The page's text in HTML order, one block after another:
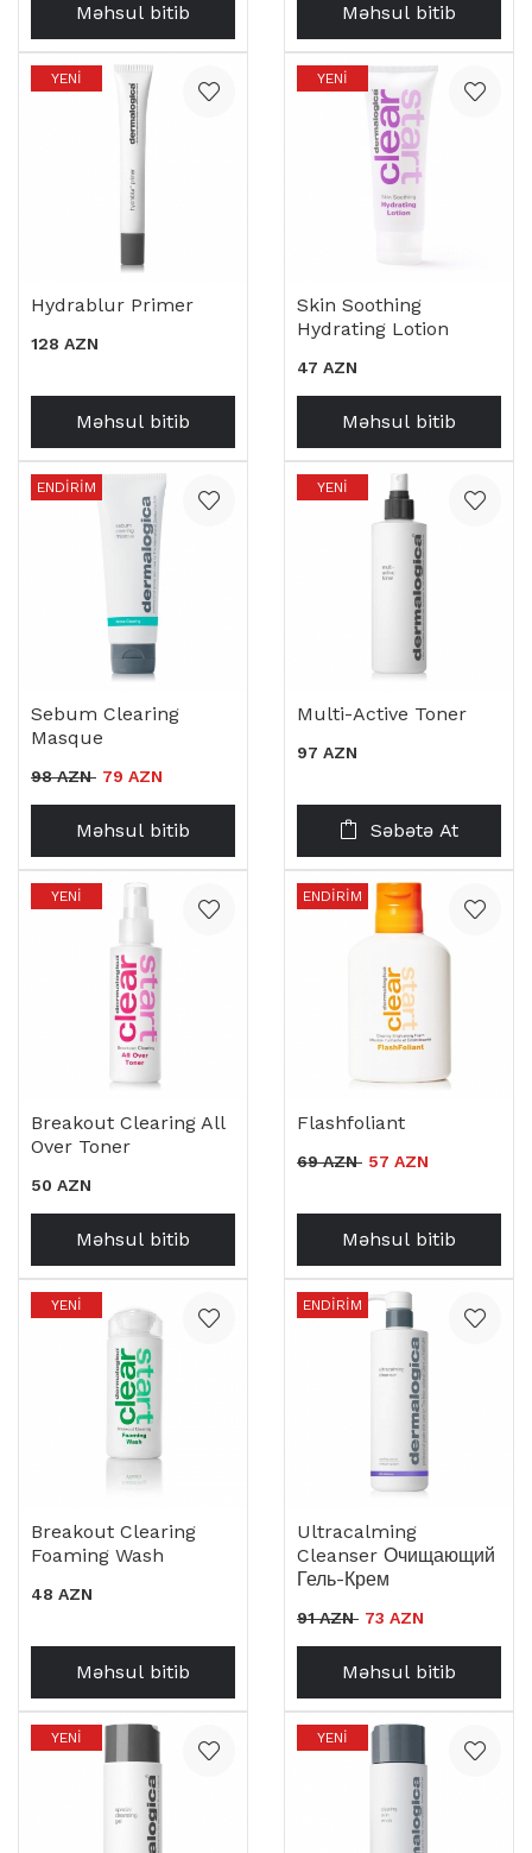
Məhsul bitib Məhsul bitib
YENI
Hydrablur Primer
128 AZN
Məhsul bitib
YENI
Skin Soothing
Hydrating Lotion
47 AZN
Məhsul bitib
ENDIRIM
Sebum Clearing
Masque
98 AZN 79 AZN
Məhsul bitib
YENI
Multi-Active Toner
97 AZN
Səbətə At
YENI
Breakout Clearing All
Over Toner
50 AZN
Məhsul bitib
ENDIRIM
Flashfoliant
69 AZN 57 AZN
Məhsul bitib
YENI
Breakout Clearing
Foaming Wash
48 AZN
Məhsul bitib
ENDIRIM
Ultracalming
Cleanser Очищающий
Гель-Крем
91 AZN 73 AZN
Məhsul bitib
YENI YENI